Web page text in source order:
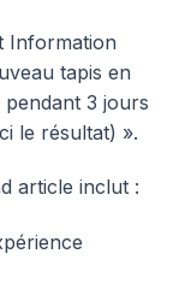
Information
tapis en
3 jours
le résultat) ».
article inclut :